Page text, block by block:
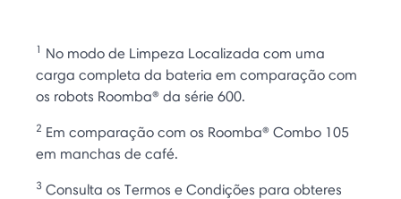
1 No modo de Limpeza Localizada com uma
carga completa da bateria em comparação com
os robots Roomba® da série 600.
2 Em comparação com os Roomba® Combo 105
em manchas de café.
3 Consulta os Termos e Condições para obteres